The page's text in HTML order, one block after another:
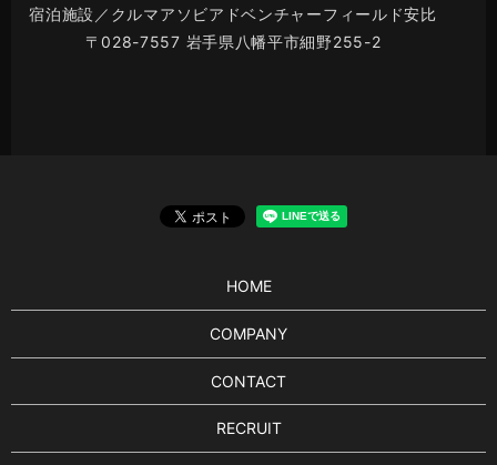
宿泊施設／クルマアソビアドベンチャーフィールド安比
〒028-7557 岩手県八幡平市細野255-2
HOME
COMPANY
CONTACT
RECRUIT